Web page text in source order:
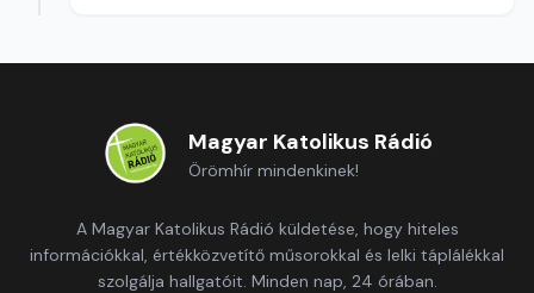
Magyar Katolikus Rádió
Örömhír mindenkinek!
A Magyar Katolikus Rádió küldetése, hogy hiteles
információkkal, értékközvetítő műsorokkal és lelki táplálékkal
szolgálja hallgatóit. Minden nap, 24 órában.